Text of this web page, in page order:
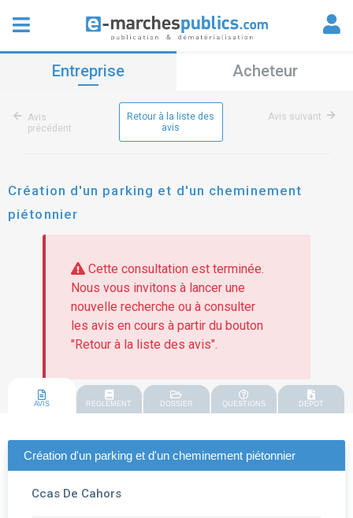
Entreprise Acheteur
Avis
précédent
Retour à la liste des
avis
Avis suivant
Création d'un parking et d'un cheminement
piétonnier
Cette consultation est terminée.
Nous vous invitons à lancer une
nouvelle recherche ou à consulter
les avis en cours à partir du bouton
"Retour à la liste des avis".
AVIS REGLEMENT DOSSIER QUESTIONS DEPOT
Création d'un parking et d'un cheminement piétonnier
Ccas De Cahors